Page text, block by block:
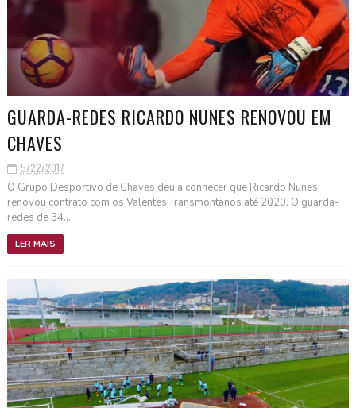
GUARDA-REDES RICARDO NUNES RENOVOU EM
CHAVES
5/22/2017
O Grupo Desportivo de Chaves deu a conhecer que Ricardo Nunes,
renovou contrato com os Valentes Transmontanos até 2020. O guarda-
redes de 34...
LER MAIS